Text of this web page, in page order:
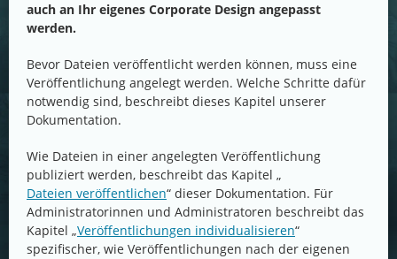
auch an Ihr eigenes Corporate Design angepasst
werden.
Bevor Dateien veröffentlicht werden können, muss eine
Veröffentlichung angelegt werden. Welche Schritte dafür
notwendig sind, beschreibt dieses Kapitel unserer
Dokumentation.
Wie Dateien in einer angelegten Veröffentlichung
publiziert werden, beschreibt das Kapitel „
Dateien veröffentlichen“ dieser Dokumentation. Für
Administratorinnen und Administratoren beschreibt das
Kapitel „Veröffentlichungen individualisieren“
spezifischer, wie Veröffentlichungen nach der eigenen